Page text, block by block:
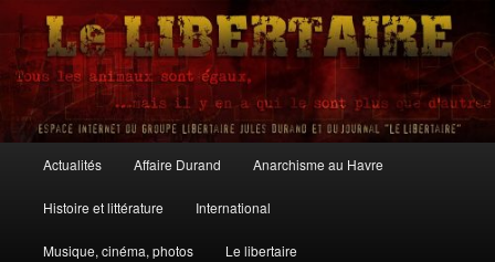
Aller
contenu
principal
Aller
contenu
secondaire
Le Libertaire
principal
Actualités Affaire Durand Anarchisme au Havre
Histoire et littérature International
Musique, cinéma, photos Le libertaire